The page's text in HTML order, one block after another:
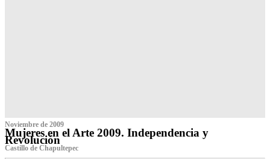
Noviembre de 2009
Mujeres en el Arte 2009. Independencia y
Revolución
Castillo de Chapultepec